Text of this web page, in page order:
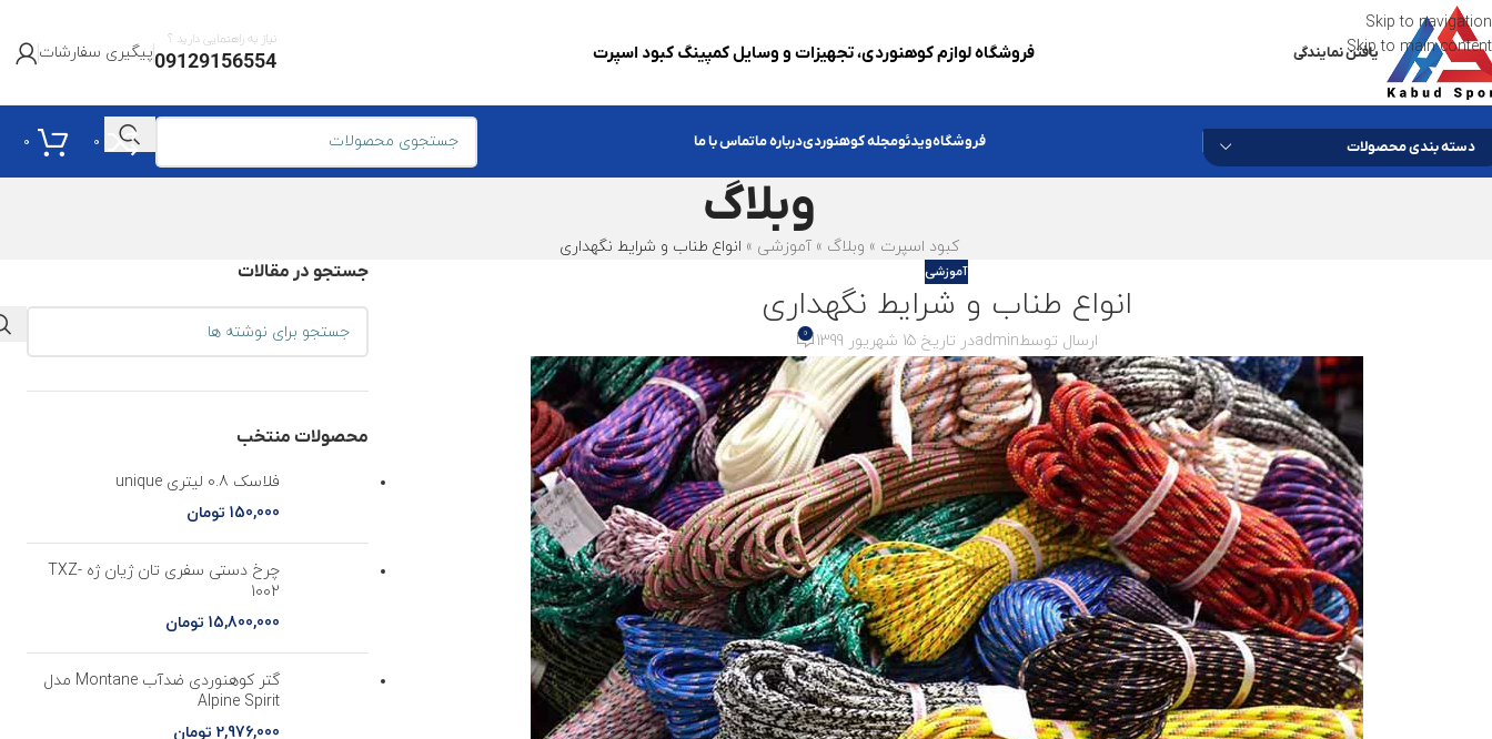
Skip to navigation
Skip to main contentیافتن نمایندگی فروشگاه لوازم کوهنوردی، تجهیزات و وسایل کمپینگ کبود اسپرت
نیاز به راهنمایی دارید ؟
09129156554پیگیری سفارشات
دسته بندی محصولات فروشگاهویدئومجله کوهنوردیدرباره ماتماس با ما 0
0
وبلاگ
کبود اسپرت » وبلاگ » آموزشی » انواع طناب و شرایط نگهداری
آموزشی
انواع طناب و شرایط نگهداری
ارسال توسطadminدر تاریخ 15 شهریور 1399 0
جستجو در مقالات
محصولات منتخب
فلاسک 0.8 لیتری unique
150,000 تومان
چرخ دستی سفری تان ژیان ژه TXZ-
1002
15,800,000 تومان
گتر کوهنوردی ضدآب Montane مدل
Alpine Spirit
2,976,000 تومان